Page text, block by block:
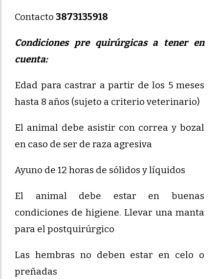
Contacto 3873135918
Condiciones pre quirúrgicas a tener en
cuenta:
Edad para castrar a partir de los 5 meses
hasta 8 años (sujeto a criterio veterinario)
El animal debe asistir con correa y bozal
en caso de ser de raza agresiva
Ayuno de 12 horas de sólidos y líquidos
El animal debe estar en buenas
condiciones de higiene. Llevar una manta
para el postquirúrgico
Las hembras no deben estar en celo o
preñadas